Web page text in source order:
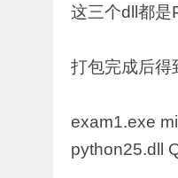
这三个dll都是
打包完成后得
exam1.exe
python25.dll